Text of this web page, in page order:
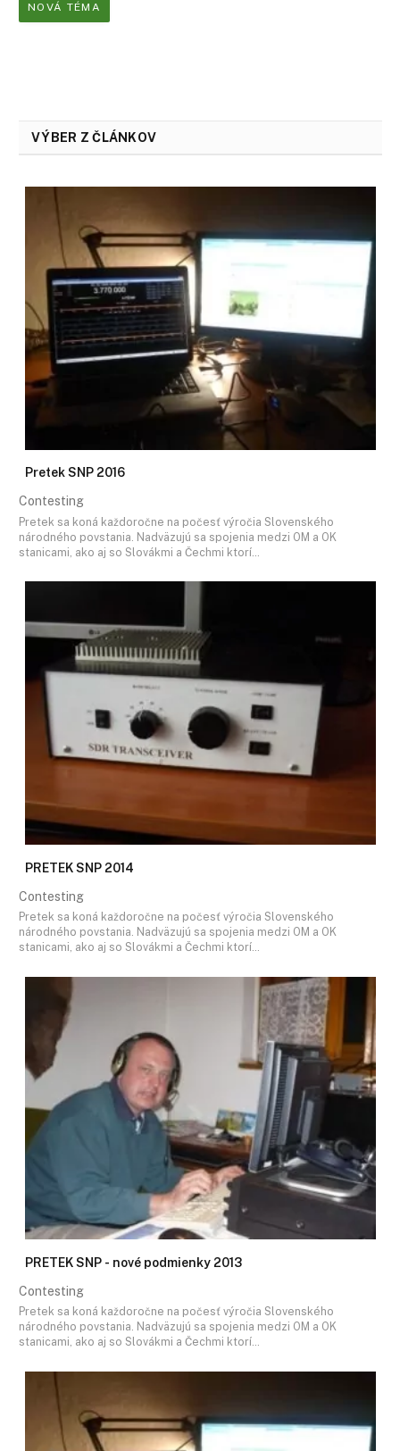
NOVÁ TÉMA
VÝBER Z ČLÁNKOV
Pretek SNP 2016
Contesting
Pretek sa koná každoročne na počesť výročia Slovenského
národného povstania. Nadväzujú sa spojenia medzi OM a OK
stanicami, ako aj so Slovákmi a Čechmi ktorí…
PRETEK SNP 2014
Contesting
Pretek sa koná každoročne na počesť výročia Slovenského
národného povstania. Nadväzujú sa spojenia medzi OM a OK
stanicami, ako aj so Slovákmi a Čechmi ktorí…
PRETEK SNP - nové podmienky 2013
Contesting
Pretek sa koná každoročne na počesť výročia Slovenského
národného povstania. Nadväzujú sa spojenia medzi OM a OK
stanicami, ako aj so Slovákmi a Čechmi ktorí…